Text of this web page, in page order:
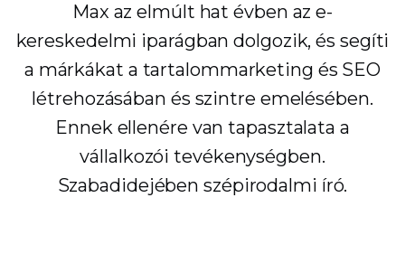
Max az elmúlt hat évben az e-
kereskedelmi iparágban dolgozik, és segíti
a márkákat a tartalommarketing és SEO
létrehozásában és szintre emelésében.
Ennek ellenére van tapasztalata a
vállalkozói tevékenységben.
Szabadidejében szépirodalmi író.